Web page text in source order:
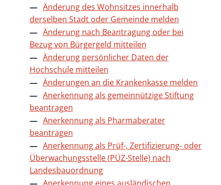
Änderung des Wohnsitzes innerhalb
derselben Stadt oder Gemeinde melden
Änderung nach Beantragung oder bei
Bezug von Bürgergeld mitteilen
Änderung persönlicher Daten der
Hochschule mitteilen
Änderungen an die Krankenkasse melden
Anerkennung als gemeinnützige Stiftung
beantragen
Anerkennung als Pharmaberater
beantragen
Anerkennung als Prüf-, Zertifizierung- oder
Überwachungsstelle (PÜZ-Stelle) nach
Landesbauordnung